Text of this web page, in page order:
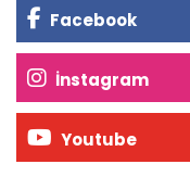
Facebook
İnstagram
Youtube